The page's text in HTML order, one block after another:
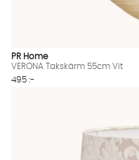
PR Home
VERONA Takskärm 55cm Vit
495 :-